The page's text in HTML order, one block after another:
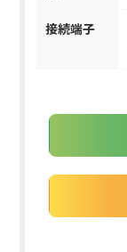
接続端子